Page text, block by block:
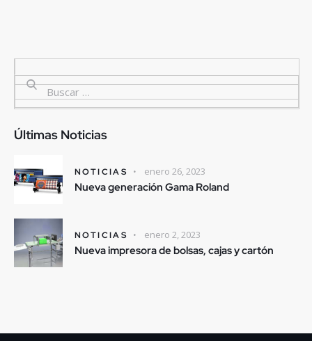
Últimas Noticias
NOTICIAS enero 26, 2023
Nueva generación Gama Roland
NOTICIAS enero 2, 2023
Nueva impresora de bolsas, cajas y cartón